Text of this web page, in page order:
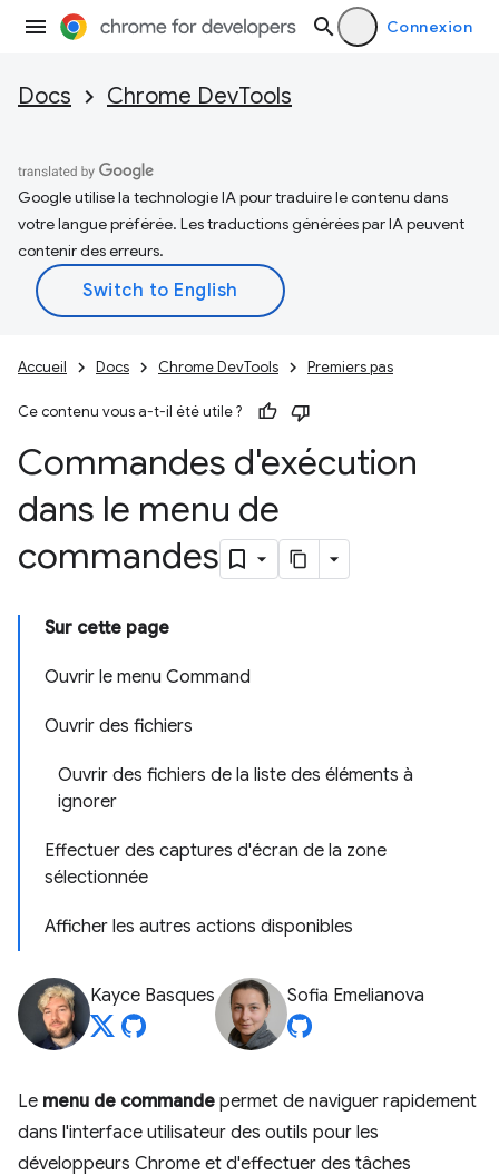
Connexion
Docs Chrome DevTools
Google utilise la technologie IA pour traduire le contenu dans
votre langue préférée. Les traductions générées par IA peuvent
contenir des erreurs.
Accueil Docs Chrome DevTools Premiers pas
Ce contenu vous a-t-il été utile ?
Commandes d'exécution
dans le menu de
commandes
Sur cette page
Ouvrir le menu Command
Ouvrir des fichiers
Ouvrir des fichiers de la liste des éléments à
ignorer
Effectuer des captures d'écran de la zone
sélectionnée
Afficher les autres actions disponibles
Kayce Basques Sofia Emelianova
Le menu de commande permet de naviguer rapidement
dans l'interface utilisateur des outils pour les
développeurs Chrome et d'effectuer des tâches